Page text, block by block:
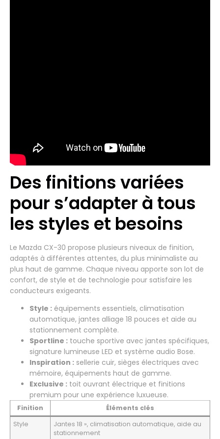
Des finitions variées
pour s’adapter à tous
les styles et besoins
Le Mazda CX-30 propose plusieurs niveaux de finition,
adaptés à différentes attentes, du plus minimaliste au
plus haut de gamme. Chaque niveau apporte son lot de
confort, de style et de technologie pour satisfaire les
conducteurs exigeants.
Style : équipements essentiels, climatisation
automatique, jantes alliage 18 pouces et aide au
stationnement complète.
Sportline : touche sportive avec jantes spécifiques,
signature lumineuse LED et système audio Bose.
Inspiration : sellerie cuir, sièges électriques avec
mémoire, équipements haut de gamme.
Exclusive : toit ouvrant électrique et finitions
premium pour une expérience luxueuse.
Finition
Éléments clés
Style
Jantes 18 », climatisation automatique, aide au
stationnement